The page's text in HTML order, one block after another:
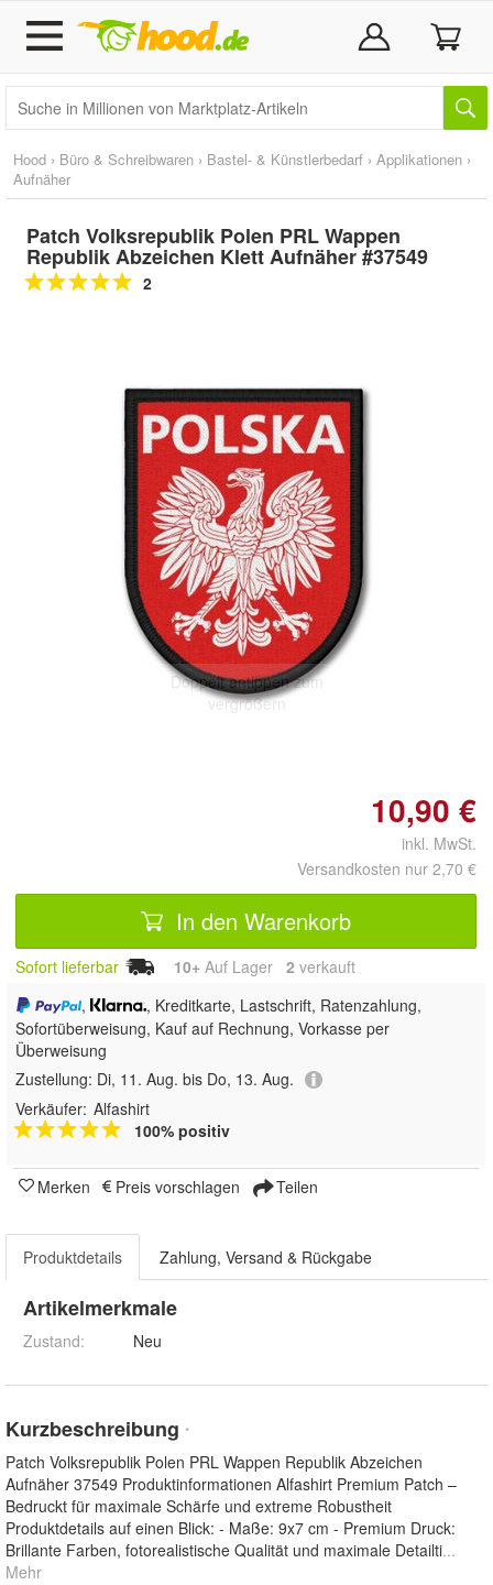
Hood › Büro & Schreibwaren › Bastel- & Künstlerbedarf › Applikationen ›
Aufnäher
Patch Volksrepublik Polen PRL Wappen
Republik Abzeichen Klett Aufnäher #37549
2
Doppelt antippen zum
vergrößern
10,90 €
inkl. MwSt.
Versandkosten nur 2,70 €
In den Warenkorb
Sofort lieferbar 10+ Auf Lager 2 verkauft
,
, Kreditkarte, Lastschrift, Ratenzahlung,
Sofortüberweisung, Kauf auf Rechnung, Vorkasse per
Überweisung
Zustellung: Di, 11. Aug. bis Do, 13. Aug.
Verkäufer: Alfashirt
100% positiv
Merken Preis vorschlagen Teilen
Produktdetails Zahlung, Versand & Rückgabe
Artikelmerkmale
Zustand: Neu
Kurzbeschreibung *
Patch Volksrepublik Polen PRL Wappen Republik Abzeichen
Aufnäher 37549 Produktinformationen Alfashirt Premium Patch –
Bedruckt für maximale Schärfe und extreme Robustheit
Produktdetails auf einen Blick: - Maße: 9x7 cm - Premium Druck:
Brillante Farben, fotorealistische Qualität und maximale Detailti...
Mehr